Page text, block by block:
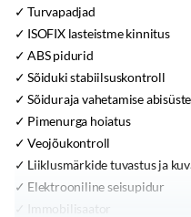
Turvapadjad
ISOFIX lasteistme kinnitus
ABS pidurid
Sõiduki stabiilsuskontroll
Sõiduraja vahetamise
Pimenurga hoiatus
Veojõukontroll
Liiklusmärkide tuvastus ja
Elektrooniline seisupidur
Immobilisaator